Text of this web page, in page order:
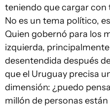
teniendo que cargar con
No es un tema político,
Quien gobernó para los
izquierda,
desentendida después
que el Uruguay precisa
dimensión: ¿puedo
millón de personas